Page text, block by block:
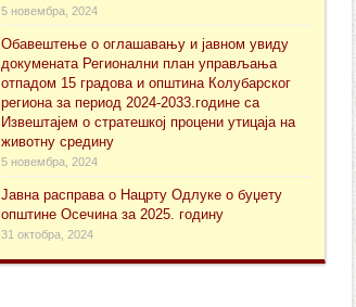
5 новембра, 2024
Обавештење о оглашавању и јавном увиду
докуменaта Регионални план управљања
отпадом 15 градова и општина Колубарског
региона за период 2024-2033.године са
Извештајем о стратешкој процени утицаја на
животну средину
5 новембра, 2024
Јавна расправа о Нацрту Одлуке о буџету
општине Осечина за 2025. годину
31 октобра, 2024